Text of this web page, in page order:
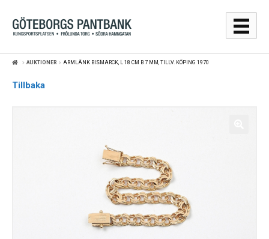
Hoppa
till
navigering
Hoppa
till
innehåll
GULDPRISER
AUKTIONER ARMLÄNK BISMARCK, L 18 CM B 7 MM, TILLV. KÖPING 1970
Tillbaka